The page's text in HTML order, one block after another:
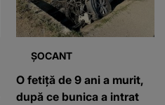
ȘOCANT
O fetiță de 9 ani a murit,
după ce bunica a intrat